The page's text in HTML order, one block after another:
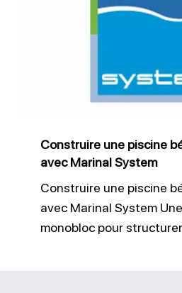
Construire une piscine
avec Marinal System
Construire une piscine
avec Marinal System
monobloc pour